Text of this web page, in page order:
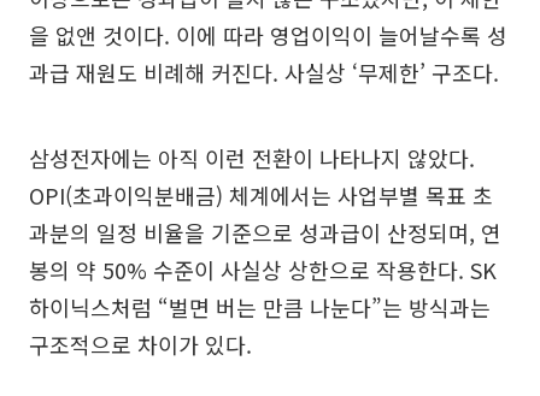
을 없앤 것이다. 이에 따라 영업이익이 늘어날수록 성
과급 재원도 비례해 커진다. 사실상 ‘무제한’ 구조다.
삼성전자에는 아직 이런 전환이 나타나지 않았다.
OPI(초과이익분배금) 체계에서는 사업부별 목표 초
과분의 일정 비율을 기준으로 성과급이 산정되며, 연
봉의 약 50% 수준이 사실상 상한으로 작용한다. SK
하이닉스처럼 “벌면 버는 만큼 나눈다”는 방식과는
구조적으로 차이가 있다.